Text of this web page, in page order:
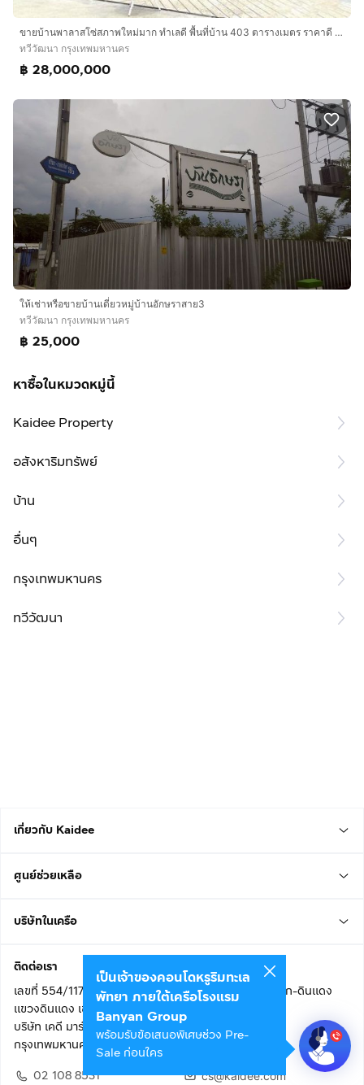
ขายบ้านพาลาสโซ่สภาพใหม่มาก ทำเลดี พื้นที่บ้าน 403 ตารางเมตร ราคาดี 28 ล้านบาท
ทวีวัฒนา กรุงเทพมหานคร
฿ 28,000,000
ให้เช่าหรือขายบ้านเดี่ยวหมู่บ้านอักษราสาย3
ทวีวัฒนา กรุงเทพมหานคร
฿ 25,000
หาซื้อในหมวดหมู่นี้
Kaidee Property
อสังหาริมทรัพย์
บ้าน
อื่นๆ
กรุงเทพมหานคร
ทวีวัฒนา
เกี่ยวกับ Kaidee
ศูนย์ช่วยเหลือ
บริษัทในเครือ
ติดต่อเรา
เลขที่ 554/117 อาคารสกายไนน์ เซ็นเตอร์ ชั้น 22 ถนนอโศก-ดินแดง
แขวงดินแดง เขตดินแดง
บริษัท เคดี มาร์เก็ตเพลส จำกัด (สำนักงานใหญ่)
กรุงเทพมหานคร 10400
02 108 8531
cs@kaidee.com
เป็นเจ้าของคอนโดหรูริมทะเล
พัทยา ภายใต้เครือโรงแรม
Banyan Group
พร้อมรับข้อเสนอพิเศษช่วง Pre-
Sale ก่อนใคร